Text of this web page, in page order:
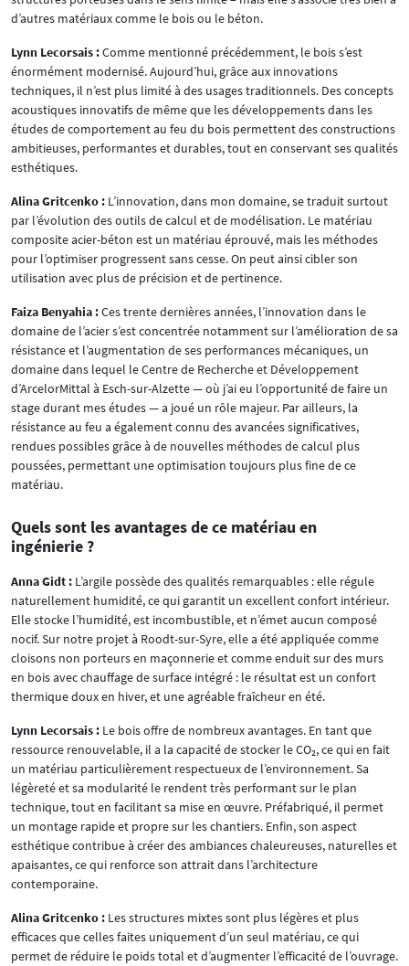
d’autres matériaux comme le bois ou le béton.
Lynn Lecorsais :Comme mentionné précédemment, le bois s’est
énormément modernisé. Aujourd’hui, grâce aux innovations
techniques, il n’est plus limité à des usages traditionnels. Des concepts
acoustiques innovatifs de même que les développements dans les
études de comportement au feu du bois permettent des constructions
ambitieuses, performantes et durables, tout en conservant ses qualités
esthétiques.
Alina Gritcenko : L’innovation, dans mon domaine, se traduit surtout
par l’évolution des outils de calcul et de modélisation. Le matériau
composite acier-béton est un matériau éprouvé, mais les méthodes
pour l’optimiser progressent sans cesse. On peut ainsi cibler son
utilisation avec plus de précision et de pertinence.
Faiza Benyahia :Ces trente dernières années, l’innovation dans le
domaine de l’acier s’est concentrée notamment sur l’amélioration de sa
résistance et l’augmentation de ses performances mécaniques, un
domaine dans lequel le Centre de Recherche et Développement
d’ArcelorMittal à Esch-sur-Alzette — où j’ai eu l’opportunité de faire un
stage durant mes études — a joué un rôle majeur. Par ailleurs, la
résistance au feu a également connu des avancées significatives,
rendues possibles grâce à de nouvelles méthodes de calcul plus
poussées, permettant une optimisation toujours plus fine de ce
matériau.
Quels sont les avantages de ce matériau en
ingénierie ?
Anna Gidt : L’argile possède des qualités remarquables : elle régule
naturellement humidité, ce qui garantit un excellent confort intérieur.
Elle stocke l’humidité, est incombustible, et n’émet aucun composé
nocif. Sur notre projet à Roodt-sur-Syre, elle a été appliquée comme
cloisons non porteurs en maçonnerie et comme enduit sur des murs
en bois avec chauffage de surface intégré : le résultat est un confort
thermique doux en hiver, et une agréable fraîcheur en été.
Lynn Lecorsais : Le bois offre de nombreux avantages. En tant que
ressource renouvelable, il a la capacité de stocker le CO₂, ce qui en fait
un matériau particulièrement respectueux de l’environnement. Sa
légèreté et sa modularité le rendent très performant sur le plan
technique, tout en facilitant sa mise en œuvre. Préfabriqué, il permet
un montage rapide et propre sur les chantiers. Enfin, son aspect
esthétique contribue à créer des ambiances chaleureuses, naturelles et
apaisantes, ce qui renforce son attrait dans l’architecture
contemporaine.
Alina Gritcenko : Les structures mixtes sont plus légères et plus
efficaces que celles faites uniquement d’un seul matériau, ce qui
permet de réduire le poids total et d’augmenter l’efficacité de l’ouvrage.